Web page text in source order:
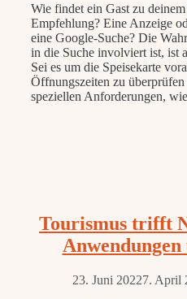
Wie findet ein Gast zu
Empfehlung? Eine Anzeige
eine Google-Suche? Die
in die Suche involviert ist, ist
Sei es um die Speisekarte
Öffnungszeiten zu
speziellen Anforderungen,
Tourismus trifft
23. Juni 20227. April